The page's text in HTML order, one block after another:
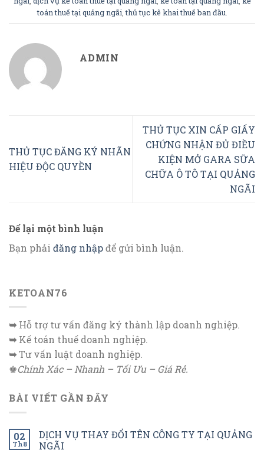
toán thuế tại quảng ngãi ,thủ tục kê khai thuế ban đầu
ADMIN
THỦ TỤC ĐĂNG KÝ NHÃN
HIỆU ĐỘC QUYỀN
THỦ TỤC XIN CẤP GIẤY
CHỨNG NHẬN ĐỦ ĐIỀU
KIỆN MỞ GARA SỮA
CHỮA Ô TÔ TẠI QUẢNG
NGÃI
Để lại một bình luận
Bạn phải đăng nhậpđể gửi bình luận.
KETOAN76
➥Hỗ trợ tư vấn đăng ký thành lập doanh nghiệp.
➥Kế toán thuế doanh nghiệp.
➥Tư vấn luật doanh nghiệp.
♚Chính Xác – Nhanh – Tối Ưu – Giá Rẻ.
BÀI VIẾT GẦN ĐÂY
02
Th8
DỊCH VỤ THAY ĐỔI TÊN CÔNG TY TẠI QUẢNG
NGÃI